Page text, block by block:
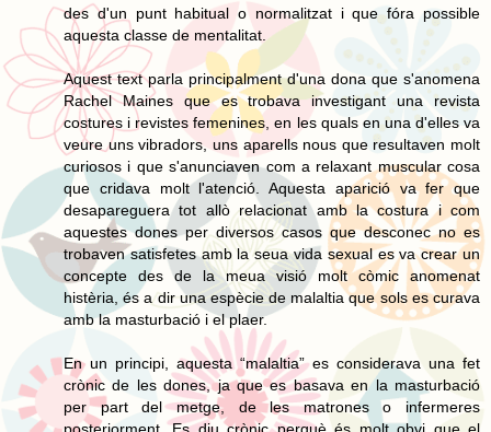
des d'un punt habitual o normalitzat i que fóra possible
aquesta classe de mentalitat.
Aquest text parla principalment d'una dona que s'anomena
Rachel Maines que es trobava investigant una revista
costures i revistes femenines, en les quals en una d'elles va
veure uns vibradors, uns aparells nous que resultaven molt
curiosos i que s'anunciaven com a relaxant muscular cosa
que cridava molt l'atenció. Aquesta aparició va fer que
desapareguera tot allò relacionat amb la costura i com
aquestes dones per diversos casos que desconec no es
trobaven satisfetes amb la seua vida sexual es va crear un
concepte des de la meua visió molt còmic anomenat
histèria, és a dir una espècie de malaltia que sols es curava
amb la masturbació i el plaer.
En un principi, aquesta “malaltia” es considerava una fet
crònic de les dones, ja que es basava en la masturbació
per part del metge, de les matrones o infermeres
posteriorment. Es diu crònic perquè és molt obvi que el